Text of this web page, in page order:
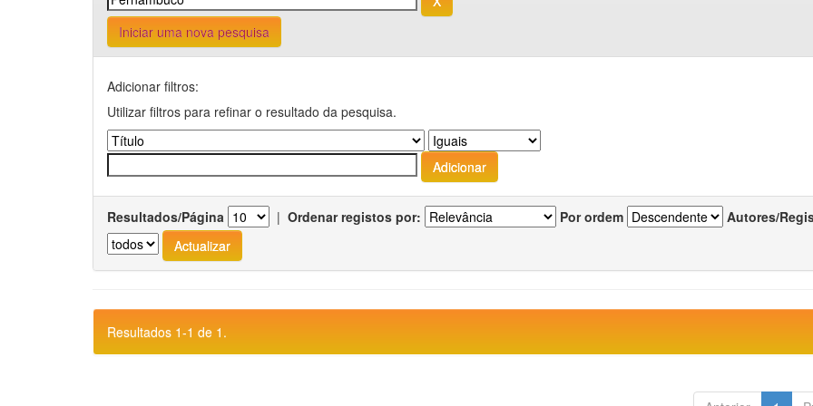
Iniciar uma nova pesquisa
Adicionar filtros:
Utilizar filtros para refinar o resultado da pesquisa.
Resultados/Página | Ordenar registos por: Por ordem Autores/
Resultados 1-1 de 1.